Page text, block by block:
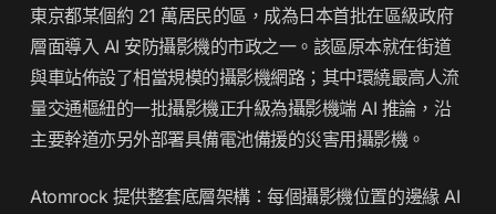
東京都某個約 21 萬居民的區，成為日本首批在區級政府
層面導入 AI 安防攝影機的市政之一。該區原本就在街道
與車站佈設了相當規模的攝影機網路；其中環繞最高人流
量交通樞紐的一批攝影機正升級為攝影機端 AI 推論，沿
主要幹道亦另外部署具備電池備援的災害用攝影機。
Atomrock 提供整套底層架構：每個攝影機位置的邊緣 AI